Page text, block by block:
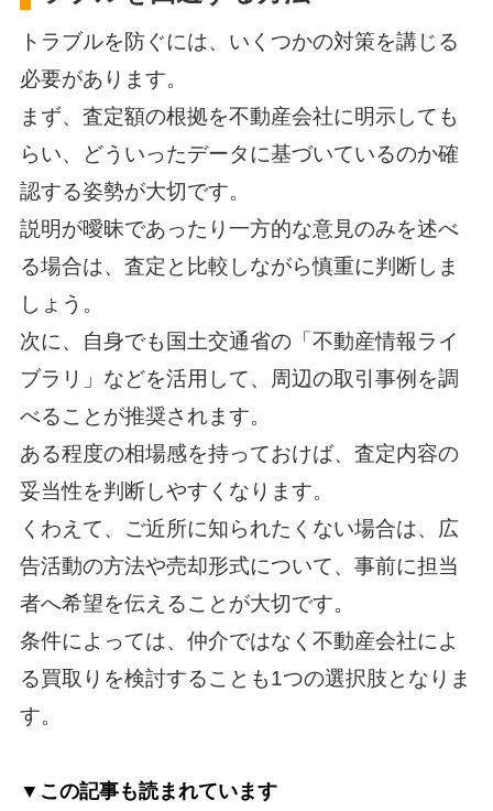
トラブルを防ぐには、いくつかの対策を講じる
必要があります。
まず、査定額の根拠を不動産会社に明示しても
らい、どういったデータに基づいているのか確
認する姿勢が大切です。
説明が曖昧であったり一方的な意見のみを述べ
る場合は、査定と比較しながら慎重に判断しま
しょう。
次に、自身でも国土交通省の「不動産情報ライ
ブラリ」などを活用して、周辺の取引事例を調
べることが推奨されます。
ある程度の相場感を持っておけば、査定内容の
妥当性を判断しやすくなります。
くわえて、ご近所に知られたくない場合は、広
告活動の方法や売却形式について、事前に担当
者へ希望を伝えることが大切です。
条件によっては、仲介ではなく不動産会社によ
る買取りを検討することも1つの選択肢となりま
す。
▼この記事も読まれています